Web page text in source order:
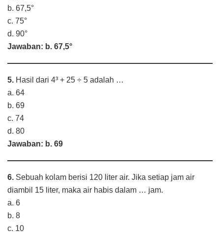
b. 67,5°
c. 75°
d. 90°
Jawaban: b. 67,5°
5. Hasil dari 4³ + 25 ÷ 5 adalah …
a. 64
b. 69
c. 74
d. 80
Jawaban: b. 69
6. Sebuah kolam berisi 120 liter air. Jika setiap jam air
diambil 15 liter, maka air habis dalam … jam.
a. 6
b. 8
c. 10